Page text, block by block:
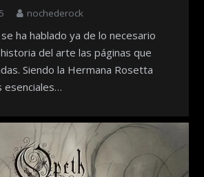
nochederock
ha hablado ya de lo necesario
del arte las páginas que
Siendo la Hermana Rosetta
esenciales…